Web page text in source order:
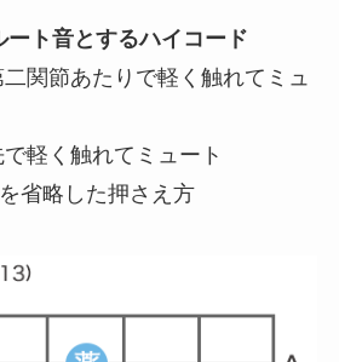
ト音とするハイコード
関節あたりで軽く触れてミュ
軽く触れてミュート
省略した押さえ方